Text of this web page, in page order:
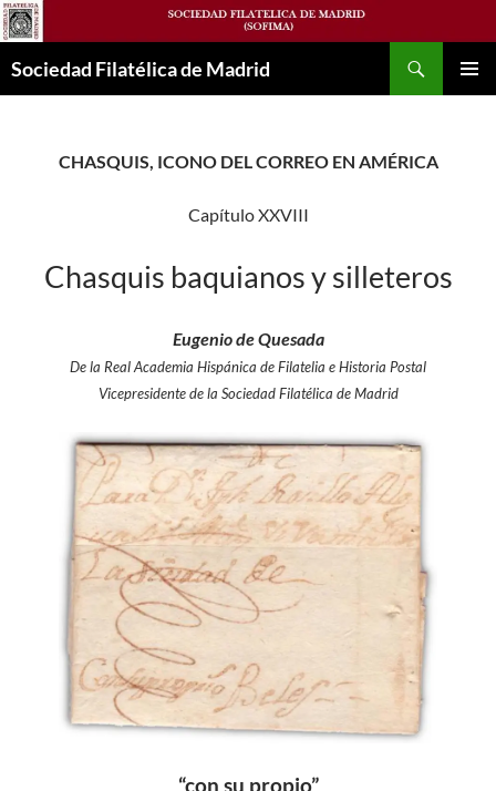
Saltar
al
contenido
Sociedad Filatélica de Madrid
CHASQUIS, ICONO DEL CORREO EN AMÉRICA
Capítulo XXVIII
Chasquis baquianos y silleteros
Eugenio de Quesada
De la Real Academia Hispánica de Filatelia e Historia Postal
Vicepresidente de la Sociedad Filatélica de Madrid
“con su propio”